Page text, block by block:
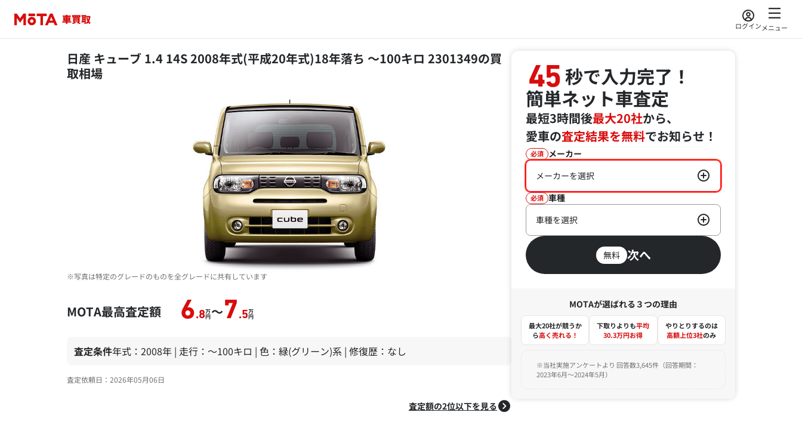
ログインメニュー
日産 キューブ 1.4 14S 2008年式(平成20年式)18年落ち ～100キロ 2301349の買
取相場
※写真は特定のグレードのものを全グレードに共有しています
MOTA最高査定額 6.8万
円～7 .5万
円
査定条件年式：2008年 | 走行：～100キロ | 色：緑(グリーン)系 | 修復歴：なし
査定依頼日：2026年05月06日
査定額の2位以下を見る
45秒で入力完了！
簡単ネット車査定
最短3時間後最大20社から、
愛車の査定結果を無料でお知らせ！
必須 メーカー
メーカーを選択
必須 車種
車種を選択
無料 次へ
MOTAが選ばれる３つの理由
最大20社が競うか
ら高く売れる！
下取りよりも平均
30.3万円お得
やりとりするのは
高額上位3社のみ
※当社実施アンケートより 回答数3,645件（回答期間：
2023年6月～2024年5月）